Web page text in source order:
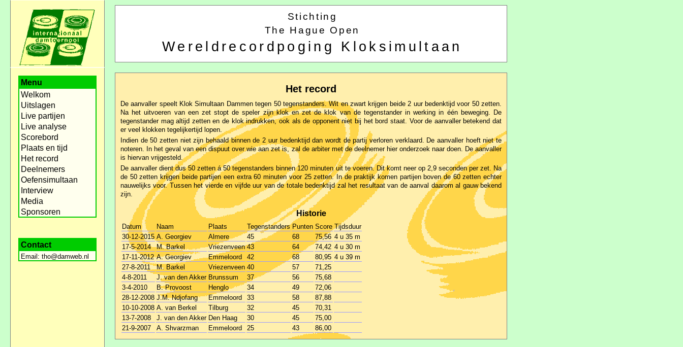
Stichting
The Hague Open
Wereldrecordpoging Kloksimultaan
Menu
Welkom
Uitslagen
Live partijen
Live analyse
Scorebord
Plaats en tijd
Het record
Deelnemers
Oefensimultaan
Interview
Media
Sponsoren
Contact
Email: tho@damweb.nl
Het record
De aanvaller speelt Klok Simultaan Dammen tegen 50 tegenstanders. Wit en zwart krijgen beide 2 uur bedenktijd voor 50 zetten.
Na het uitvoeren van een zet stopt de speler zijn klok en zet de klok van de tegenstander in werking in één beweging. De
tegenstander mag altijd zetten en de klok indrukken, ook als de opponent niet bij het bord staat. Voor de aanvaller betekend dat
er veel klokken tegelijkertijd lopen.
Indien de 50 zetten niet zijn behaald binnen de 2 uur bedenktijd dan wordt de partij verloren verklaard. De aanvaller hoeft niet te
noteren. In het geval van een dispuut over wie aan zet is, zal de arbiter met de deelnemer hier onderzoek naar doen. De aanvaller
is hiervan vrijgesteld.
De aanvaller dient dus 50 zetten á 50 tegenstanders binnen 120 minuten uit te voeren. Dit komt neer op 2,9 seconden per zet. Na
de 50 zetten krijgen beide partijen een extra 60 minuten voor 25 zetten. In de praktijk komen partijen boven de 60 zetten echter
nauwelijks voor. Tussen het vierde en vijfde uur van de totale bedenktijd zal het resultaat van de aanval daarom al gauw bekend
zijn.
Historie
Datum Naam Plaats Tegenstanders Punten Score Tijdsduur
30-12-2015 A. Georgiev Almere 45 68 75,56 4 u 35 m
17-5-2014
M. Barkel Vriezenveen 43 64 74,42 4 u 30 m
17-11-2012 A. Georgiev Emmeloord 42 68 80,95 4 u 39 m
27-8-2011
M. Barkel Vriezenveen 40 57
71,25
4-8-2011
J. van den Akker Brunssum 37 56
75,68
3-4-2010
B. Provoost Henglo 34 49
72,06
28-12-2008 J.M. Ndjofang Emmeloord 33 58
87,88
10-10-2008 A. van Berkel Tilburg 32 45
70,31
13-7-2008
J. van den Akker Den Haag 30 45
75,00
21-9-2007
A. Shvarzman Emmeloord 25 43 86,00